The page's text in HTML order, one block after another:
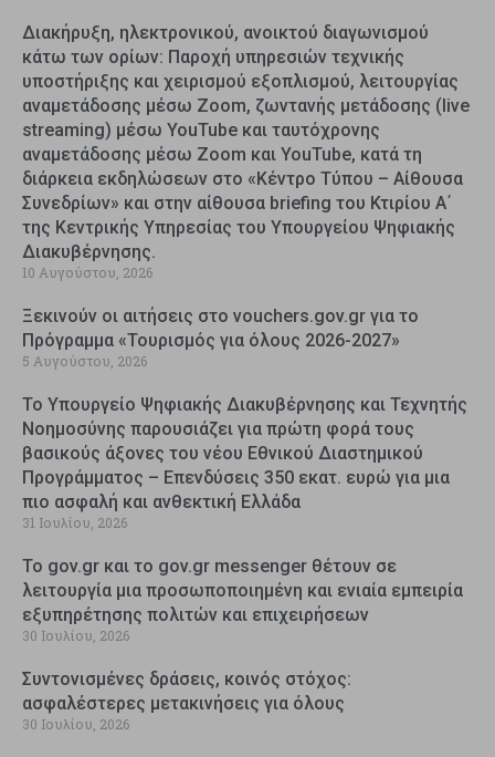
Διακήρυξη, ηλεκτρονικού, ανοικτού διαγωνισμού
κάτω των ορίων: Παροχή υπηρεσιών τεχνικής
υποστήριξης και χειρισμού εξοπλισμού, λειτουργίας
αναμετάδοσης μέσω Zoom, ζωντανής μετάδοσης (live
streaming) μέσω YouTube και ταυτόχρονης
αναμετάδοσης μέσω Zoom και YouTube, κατά τη
διάρκεια εκδηλώσεων στο «Κέντρο Τύπου – Αίθουσα
Συνεδρίων» και στην αίθουσα briefing του Κτιρίου Α΄
της Κεντρικής Υπηρεσίας του Υπουργείου Ψηφιακής
Διακυβέρνησης.
10 Αυγούστου, 2026
Ξεκινούν οι αιτήσεις στο vouchers.gov.gr για το
Πρόγραμμα «Τουρισμός για όλους 2026-2027»
5 Αυγούστου, 2026
Το Υπουργείο Ψηφιακής Διακυβέρνησης και Τεχνητής
Νοημοσύνης παρουσιάζει για πρώτη φορά τους
βασικούς άξονες του νέου Εθνικού Διαστημικού
Προγράμματος – Επενδύσεις 350 εκατ. ευρώ για μια
πιο ασφαλή και ανθεκτική Ελλάδα
31 Ιουλίου, 2026
Το gov.gr και το gov.gr messenger θέτουν σε
λειτουργία μια προσωποποιημένη και ενιαία εμπειρία
εξυπηρέτησης πολιτών και επιχειρήσεων
30 Ιουλίου, 2026
Συντονισμένες δράσεις, κοινός στόχος:
ασφαλέστερες μετακινήσεις για όλους
30 Ιουλίου, 2026